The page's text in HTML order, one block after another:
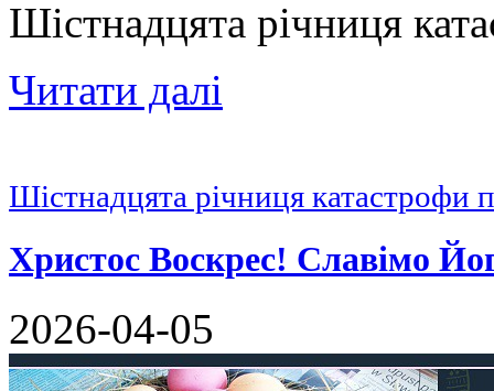
Шістнадцята річниця
Читати далі
Шістнадцята річниця катастрофи
Христос Воскрес! Славімо
2026-04-05